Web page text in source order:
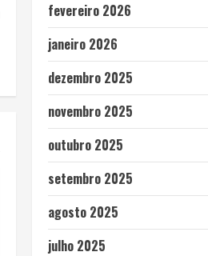
fevereiro 2026
janeiro 2026
dezembro 2025
novembro 2025
outubro 2025
setembro 2025
agosto 2025
julho 2025